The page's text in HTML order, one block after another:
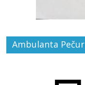
Ambulanta